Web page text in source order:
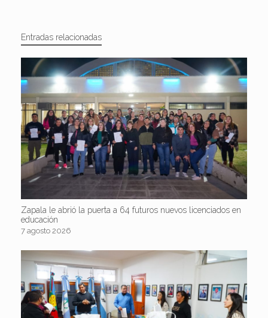
Entradas relacionadas
Zapala le abrió la puerta a 64 futuros nuevos licenciados en
educación
7 agosto 2026